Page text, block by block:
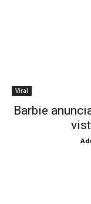
Viral
Barbie